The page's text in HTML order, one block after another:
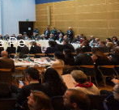
inclusión